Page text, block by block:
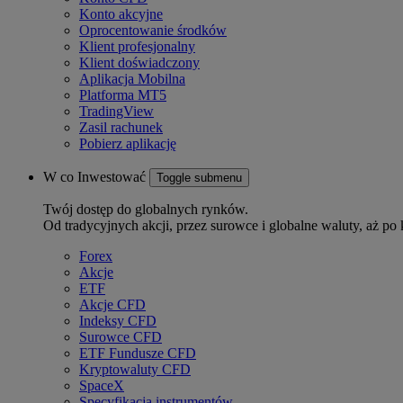
Konto akcyjne
Oprocentowanie środków
Klient profesjonalny
Klient doświadczony
Aplikacja Mobilna
Platforma MT5
TradingView
Zasil rachunek
Pobierz aplikację
W co Inwestować Toggle submenu
Twój dostęp do globalnych rynków.
Od tradycyjnych akcji, przez surowce i globalne waluty, aż
Forex
Akcje
ETF
Akcje CFD
Indeksy CFD
Surowce CFD
ETF Fundusze CFD
Kryptowaluty CFD
SpaceX